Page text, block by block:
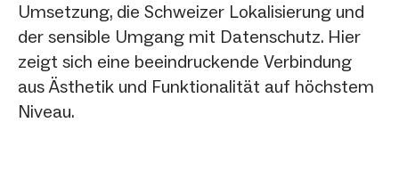
Umsetzung, die Schweizer Lokalisierung und
der sensible Umgang mit Datenschutz. Hier
zeigt sich eine beeindruckende Verbindung
aus Ästhetik und Funktionalität auf höchstem
Niveau.